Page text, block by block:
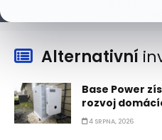
Alternativní
Base Power
rozvoj
4 SRPNA, 2026